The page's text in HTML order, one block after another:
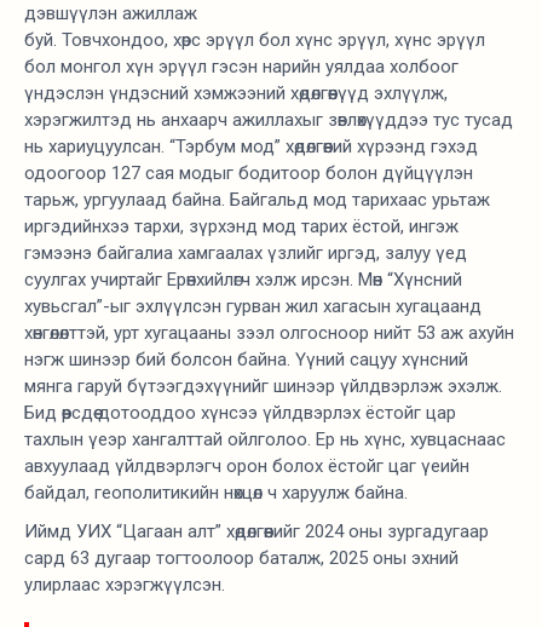
дэвшүүлэн ажиллаж
буй. Товчхондоо, хөрс эрүүл бол хүнс эрүүл, хүнс эрүүл
бол монгол хүн эрүүл гэсэн нарийн уялдаа холбоог
үндэслэн үндэсний хэмжээний хөдөлгөөнүүд эхлүүлж,
хэрэгжилтэд нь анхаарч ажиллахыг зөвлөхүүддээ тус тусад
нь хариуцуулсан. “Тэрбум мод” хөдөлгөөний хүрээнд гэхэд
одоогоор 127 сая модыг бодитоор болон дүйцүүлэн
тарьж, ургуулаад байна. Байгальд мод тарихаас урьтаж
иргэдийнхээ тархи, зүрхэнд мод тарих ёстой, ингэж
гэмээнэ байгалиа хамгаалах үзлийг иргэд, залуу үед
суулгах учиртайг Ерөнхийлөгч хэлж ирсэн. Мөн “Хүнсний
хувьсгал”-ыг эхлүүлсэн гурван жил хагасын хугацаанд
хөнгөлөлттэй, урт хугацааны зээл олгосноор нийт 53 аж ахуйн
нэгж шинээр бий болсон байна. Үүний сацуу хүнсний
мянга гаруй бүтээгдэхүүнийг шинээр үйлдвэрлэж эхэлж.
Бид өөрсдөө дотооддоо хүнсээ үйлдвэрлэх ёстойг цар
тахлын үеэр хангалттай ойлголоо. Ер нь хүнс, хувцаснаас
авхуулаад үйлдвэрлэгч орон болох ёстойг цаг үеийн
байдал, геополитикийн нөхцөл ч харуулж байна.
Иймд УИХ “Цагаан алт” хөдөлгөөнийг 2024 оны зургадугаар
сард 63 дугаар тогтоолоор баталж, 2025 оны эхний
улирлаас хэрэгжүүлсэн.